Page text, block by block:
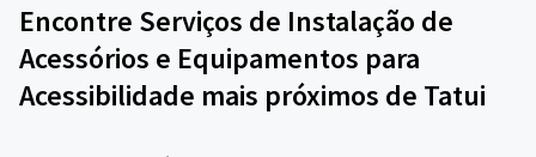
Encontre Serviços de Instalação de
Acessórios e Equipamentos para
Acessibilidade mais próximos de Tatui